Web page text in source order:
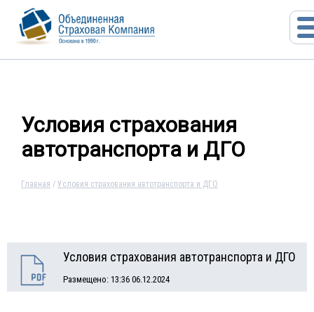
Условия страхования
автотранспорта и ДГО
Главная / Условия страхования автотранспорта и ДГО
Условия страхования автотранспорта и ДГО
Размещено: 13:36 06.12.2024